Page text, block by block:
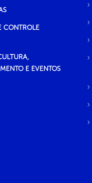
CONTROLE
E EVENTOS